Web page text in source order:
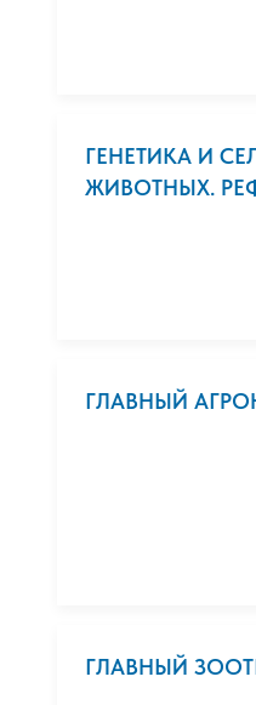
ГЕНЕТИКА И
ЖИВОТНЫХ.
ГЛАВНЫЙ
ГЛАВНЫЙ